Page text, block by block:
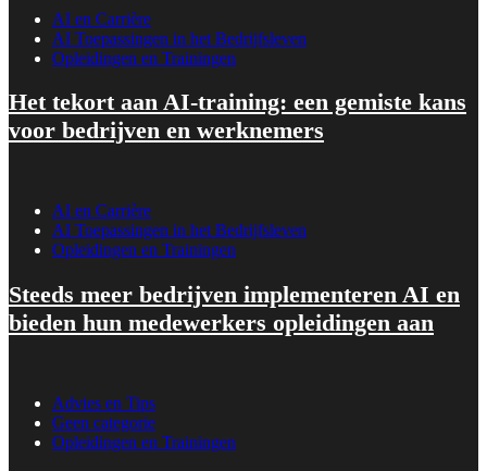
AI en Carrière
AI Toepassingen in het Bedrijfsleven
Opleidingen en Trainingen
Het tekort aan AI-training: een gemiste kans
voor bedrijven en werknemers
AI en Carrière
AI Toepassingen in het Bedrijfsleven
Opleidingen en Trainingen
Steeds meer bedrijven implementeren AI en
bieden hun medewerkers opleidingen aan
Advies en Tips
Geen categorie
Opleidingen en Trainingen